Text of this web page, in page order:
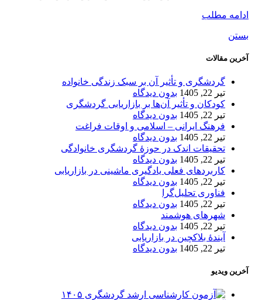
ادامه مطلب
بستن
آخرین مقالات
گردشگری و تأثیر آن بر سبک زندگی خانواده
تیر 22, 1405
بدون دیدگاه
کودکان و تأثیر آن‌ها بر بازاریابی گردشگری
تیر 22, 1405
بدون دیدگاه
فرهنگ ایرانی – اسلامی و اوقات فراغت
تیر 22, 1405
بدون دیدگاه
تحقیقات اندک در حوزۀ گردشگری خانوادگی
تیر 22, 1405
بدون دیدگاه
کاربردهای فعلی یادگیری ماشینی در بازاریابی
تیر 22, 1405
بدون دیدگاه
فناوری تحلیل‌گرا
تیر 22, 1405
بدون دیدگاه
شهرهای هوشمند
تیر 22, 1405
بدون دیدگاه
آیندۀ بلاکچین در بازاریابی
تیر 22, 1405
بدون دیدگاه
آخرین ویدیو